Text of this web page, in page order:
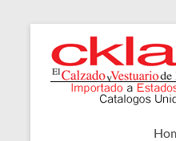
content
Cklass
El